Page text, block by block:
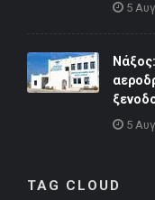
5
5
TAG CLOUD